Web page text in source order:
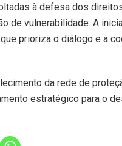
à defesa dos
de vulnerabilidade. A
prioriza o diálogo e a
da rede de
estratégico para o